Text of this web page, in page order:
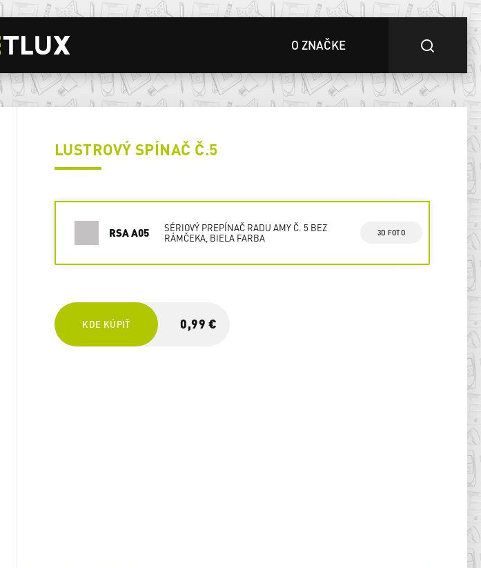
O ZNAČKE
LUSTROVÝ SPÍNAČ Č.5
RSA A05
SÉRIOVÝ PREPÍNAČ RADU AMY Č. 5 BEZ
RÁMČEKA, BIELA FARBA
3D FOTO
KDE KÚPIŤ 0,99 €